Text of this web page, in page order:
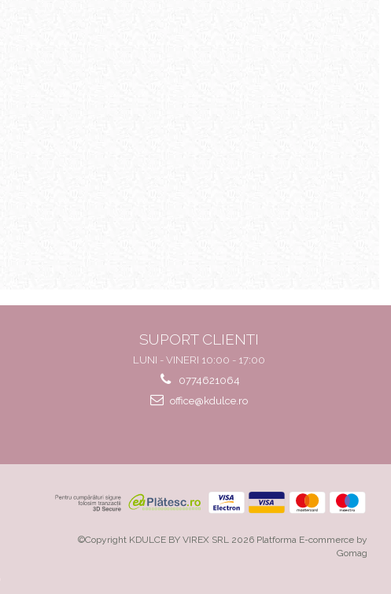
SUPORT CLIENTI
LUNI - VINERI 10:00 - 17:00
0774621064
office@kdulce.ro
©Copyright KDULCE BY VIREX SRL 2026 Platforma E-commerce by
Gomag